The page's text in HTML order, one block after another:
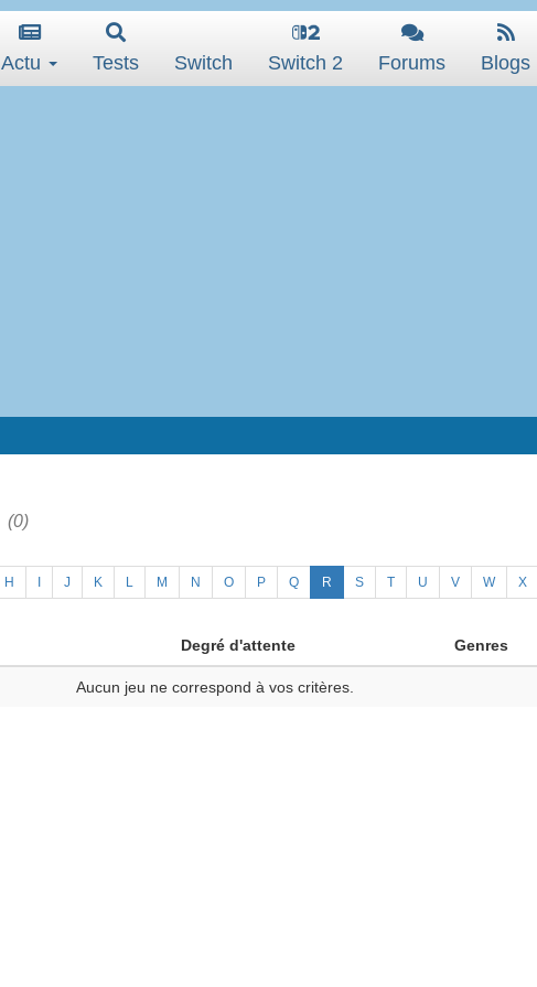
Actu Tests Switch Switch 2 Forums Blogs
(0)
H J K L M N O P Q R S T U V W X
Degré d'attente Genres
Aucun jeu ne correspond à vos critères.